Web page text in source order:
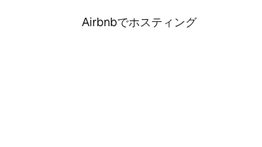
Airbnbでホスティング